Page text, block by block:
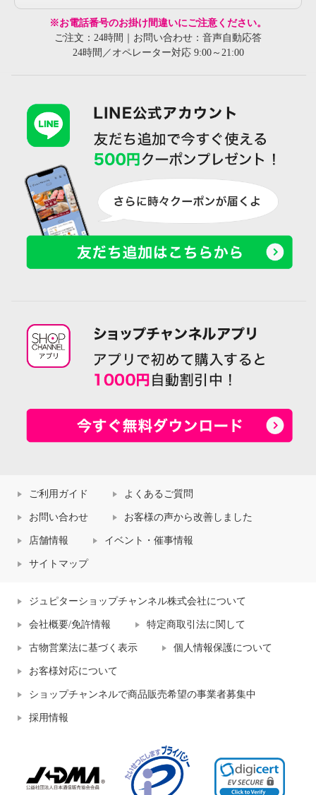
※お電話番号のお掛け間違いにご注意ください。
ご注文：24時間｜お問い合わせ：音声自動応答
24時間／オペレーター対応 9:00～21:00
ご利用ガイド よくあるご質問
お問い合わせ お客様の声から改善しました
店舗情報 イベント・催事情報
サイトマップ
ジュピターショップチャンネル株式会社について
会社概要/免許情報 特定商取引法に関して
古物営業法に基づく表示 個人情報保護について
お客様対応について
ショップチャンネルで商品販売希望の事業者募集中
採用情報